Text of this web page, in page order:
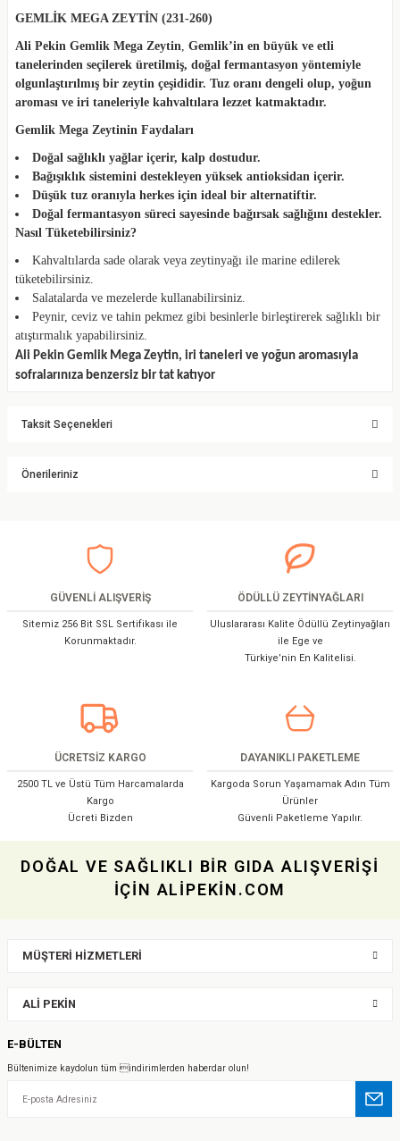
GEMLİK MEGA ZEYTİN (231-260)
Ali Pekin Gemlik Mega Zeytin, Gemlik’in en büyük ve etli
tanelerinden seçilerek üretilmiş, doğal fermantasyon yöntemiyle
olgunlaştırılmış bir zeytin çeşididir. Tuz oranı dengeli olup, yoğun
aroması ve iri taneleriyle kahvaltılara lezzet katmaktadır.
Gemlik Mega Zeytinin Faydaları
Doğal sağlıklı yağlar içerir, kalp dostudur.
Bağışıklık sistemini destekleyen yüksek antioksidan içerir.
Düşük tuz oranıyla herkes için ideal bir alternatiftir.
Doğal fermantasyon süreci sayesinde bağırsak sağlığını destekler.
Nasıl Tüketebilirsiniz?
Kahvaltılarda sade olarak veya zeytinyağı ile marine edilerek
tüketebilirsiniz.
Salatalarda ve mezelerde kullanabilirsiniz.
Peynir, ceviz ve tahin pekmez gibi besinlerle birleştirerek sağlıklı bir
atıştırmalık yapabilirsiniz.
Ali Pekin Gemlik Mega Zeytin, iri taneleri ve yoğun aromasıyla
sofralarınıza benzersiz bir tat katıyor
Taksit Seçenekleri
Önerileriniz
Görüş ve önerileriniz için teşekkür ederiz.
Ürün açıklamasında eksik bilgiler bulunuyor.
Bu ürüne benzer farklı alternatifler olmalı.
GÜVENLİ ALIŞVERİŞ
Sitemiz 256 Bit SSL Sertifikası ile
Korunmaktadır.
ÖDÜLLÜ ZEYTİNYAĞLARI
Uluslararası Kalite Ödüllü Zeytinyağları
ile Ege ve
Türkiye’nin En Kalitelisi.
ÜCRETSİZ KARGO
2500 TL ve Üstü Tüm Harcamalarda
Kargo
Ücreti Bizden
DAYANIKLI PAKETLEME
Kargoda Sorun Yaşamamak Adın Tüm
Ürünler
Güvenli Paketleme Yapılır.
DOĞAL VE SAĞLIKLI BİR GIDA ALIŞVERİŞİ
İÇİN ALİPEKİN.COM
MÜŞTERİ HİZMETLERİ
ALİ PEKİN
E-BÜLTEN
Bültenimize kaydolun tüm indirimlerden haberdar olun!